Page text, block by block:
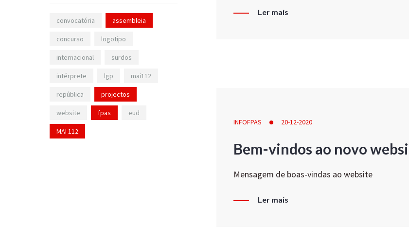
Ler mais
INFOFPAS 20-12-2020
Bem-vindos ao novo
Mensagem de boas-vindas ao website
Ler mais
convocatória assembleia
concurso logotipo
internacional surdos
intérprete lgp mai112
república projectos
website fpas eud
MAI 112